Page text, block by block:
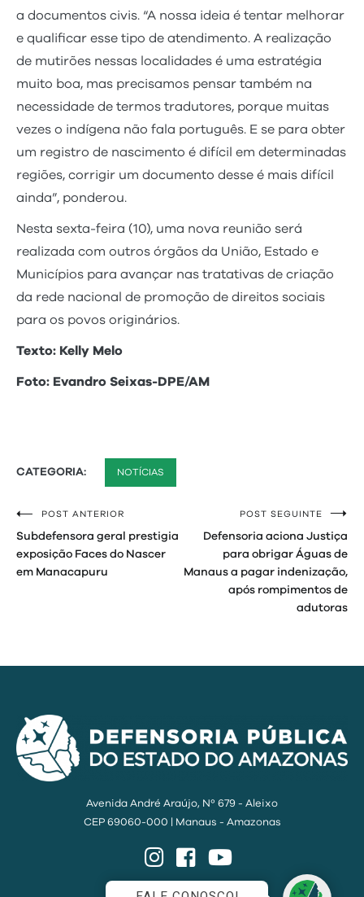
a documentos civis. “A nossa ideia é tentar melhorar
e qualificar esse tipo de atendimento. A realização
de mutirões nessas localidades é uma estratégia
muito boa, mas precisamos pensar também na
necessidade de termos tradutores, porque muitas
vezes o indígena não fala português. E se para obter
um registro de nascimento é difícil em determinadas
regiões, corrigir um documento desse é mais difícil
ainda”, ponderou.
Nesta sexta-feira (10), uma nova reunião será
realizada com outros órgãos da União, Estado e
Municípios para avançar nas tratativas de criação
da rede nacional de promoção de direitos sociais
para os povos originários.
Texto: Kelly Melo
Foto: Evandro Seixas-DPE/AM
CATEGORIA: NOTÍCIAS
Navegação
de
Post
POST ANTERIOR
Subdefensora geral prestigia
exposição Faces do Nascer
em Manacapuru
POST SEGUINTE
Defensoria aciona Justiça
para obrigar Águas de
Manaus a pagar indenização,
após rompimentos de
adutoras
Avenida André Araújo, Nº 679 - Aleixo
CEP 69060-000 | Manaus - Amazonas
InstagramFacebook